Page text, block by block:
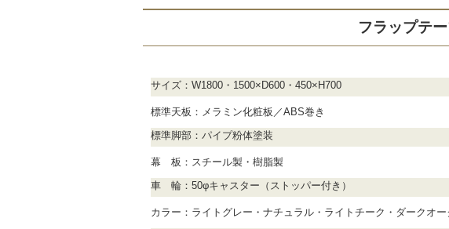
フラップテ
サイズ：W1800・1500×D600・450×H700
標準天板：メラミン化粧板／ABS巻き
標準脚部：パイプ粉体塗装
幕 板：スチール製・樹脂製
車 輪：50φキャスター（ストッパー付き）
カラー：ライトグレー・ナチュラル・ライトチーク・ダークオー